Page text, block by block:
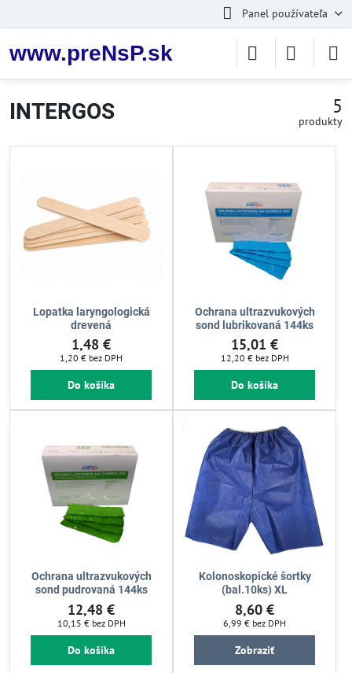
Panel používateľa
www.preNsP.sk
INTERGOS 5
produkty
Lopatka laryngologická
drevená
1,48 €
1,20 € bez DPH
Do košíka
Ochrana ultrazvukových
sond lubrikovaná 144ks
15,01 €
12,20 € bez DPH
Do košíka
Ochrana ultrazvukových
sond pudrovaná 144ks
12,48 €
10,15 € bez DPH
Do košíka
Kolonoskopické šortky
(bal.10ks) XL
8,60 €
6,99 € bez DPH
Zobraziť